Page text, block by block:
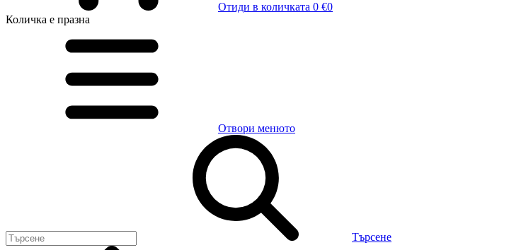
Отиди в количката 0 €0
Количка е празна
Отвори менюто
Търсене